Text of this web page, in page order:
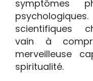
symptômes
scientifiques
vain à
merveilleuse
spiritualité.